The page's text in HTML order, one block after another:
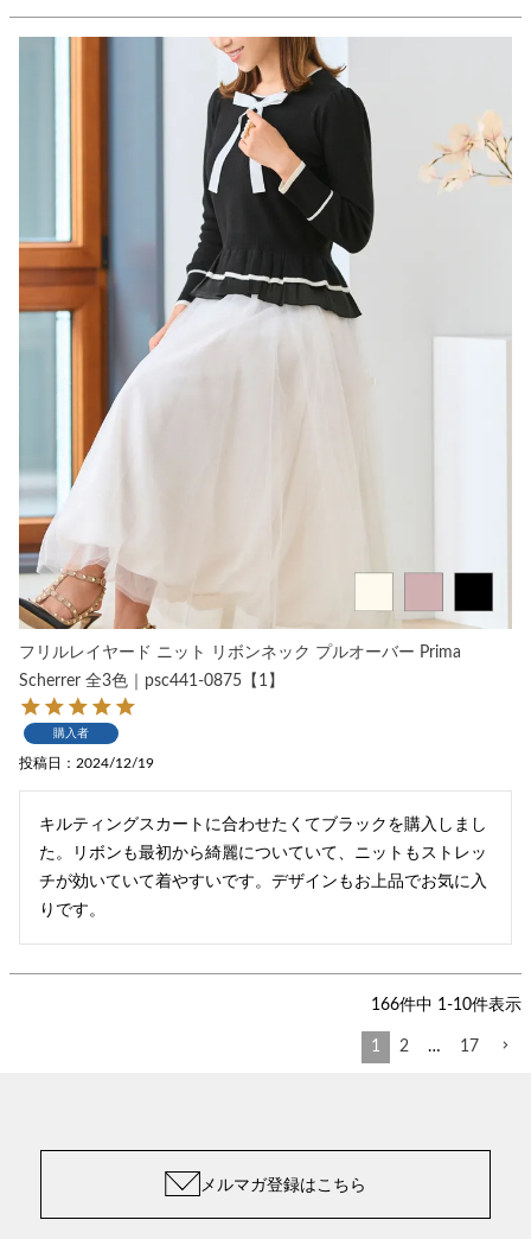
フリルレイヤード ニット リボンネック プルオーバー Prima
Scherrer 全3色｜psc441-0875【1】
購入者
投稿日 2024/12/19
キルティングスカートに合わせたくてブラックを購入しまし
た。リボンも最初から綺麗についていて、ニットもストレッ
チが効いていて着やすいです。デザインもお上品でお気に入
りです。
166件中 1-10件表示
1 2 … 17
メルマガ登録はこちら